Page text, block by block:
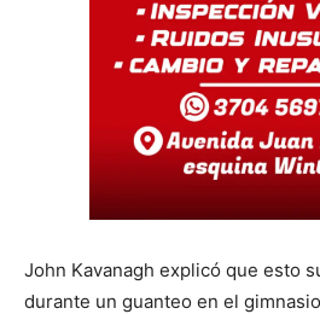
John Kavanagh explicó que esto
durante un guanteo en el